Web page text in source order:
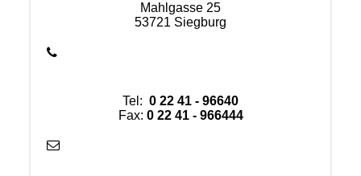
Mahlgasse 25
53721 Siegburg
Tel: 0 22 41 - 96640
Fax: 0 22 41 - 966444